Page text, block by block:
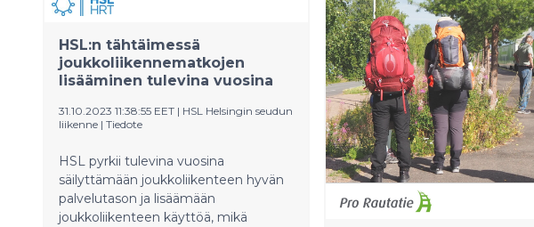
tilaajaosaamista sekä vahvaa
HSL:n tähtäimessä
joukkoliikennematkojen
lisääminen tulevina vuosina
31.10.2023 11:38:55 EET | HSL Helsingin seudun
liikenne | Tiedote
HSL pyrkii tulevina vuosina
säilyttämään joukkoliikenteen hyvän
palvelutason ja lisäämään
joukkoliikenteen käyttöä, mikä